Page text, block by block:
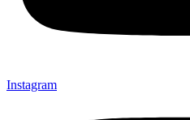
Instagram